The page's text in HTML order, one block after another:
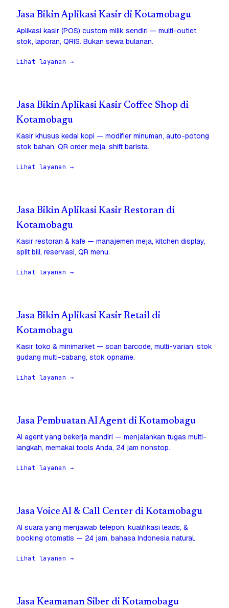
Jasa Bikin Aplikasi Kasir di Kotamobagu
Aplikasi kasir (POS) custom milik sendiri — multi-outlet,
stok, laporan, QRIS. Bukan sewa bulanan.
Lihat layanan →
Jasa Bikin Aplikasi Kasir Coffee Shop di
Kotamobagu
Kasir khusus kedai kopi — modifier minuman, auto-potong
stok bahan, QR order meja, shift barista.
Lihat layanan →
Jasa Bikin Aplikasi Kasir Restoran di
Kotamobagu
Kasir restoran & kafe — manajemen meja, kitchen display,
split bill, reservasi, QR menu.
Lihat layanan →
Jasa Bikin Aplikasi Kasir Retail di
Kotamobagu
Kasir toko & minimarket — scan barcode, multi-varian, stok
gudang multi-cabang, stok opname.
Lihat layanan →
Jasa Pembuatan AI Agent di Kotamobagu
AI agent yang bekerja mandiri — menjalankan tugas multi-
langkah, memakai tools Anda, 24 jam nonstop.
Lihat layanan →
Jasa Voice AI & Call Center di Kotamobagu
AI suara yang menjawab telepon, kualifikasi leads, &
booking otomatis — 24 jam, bahasa Indonesia natural.
Lihat layanan →
Jasa Keamanan Siber di Kotamobagu